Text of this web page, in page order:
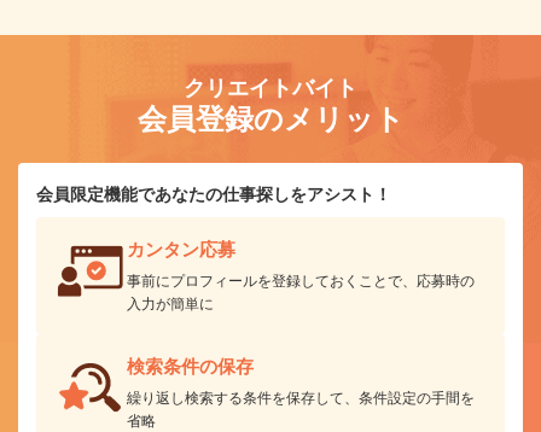
クリエイトバイト
会員登録のメリット
会員限定機能であなたの仕事探しをアシスト！
カンタン応募
事前にプロフィールを登録しておくことで、応募時の
入力が簡単に
検索条件の保存
繰り返し検索する条件を保存して、条件設定の手間を
省略